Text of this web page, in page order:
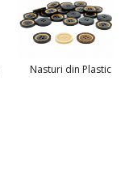
Nasturi din Plastic